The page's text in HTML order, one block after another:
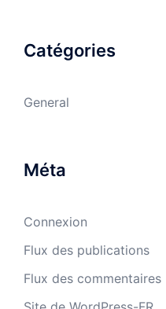
Catégories
General
Méta
Connexion
Flux des publications
Flux des commentaires